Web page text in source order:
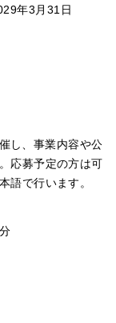
年3月31日
し、事業内容や公
応募予定の方は可
語で行います。